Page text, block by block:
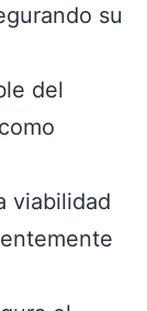
su
del
viabilidad